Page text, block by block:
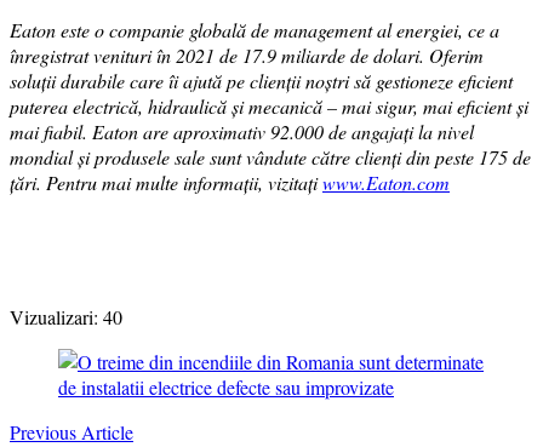
Eaton este o companie globală de management al energiei, ce a
înregistrat venituri în 2021 de 17.9 miliarde de dolari. Oferim
soluții durabile care îi ajută pe clienții noștri să gestioneze eficient
puterea electrică, hidraulică și mecanică – mai sigur, mai eficient și
mai fiabil. Eaton are aproximativ 92.000 de angajați la nivel
mondial și produsele sale sunt vândute către clienți din peste 175 de
țări. Pentru mai multe informații, vizitațiwww.Eaton.com
Vizualizari: 40
Post
Navigation
Previous Article